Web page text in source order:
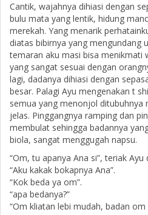
Cantik, wajahnya dihiasi dengan
bulu mata yang lentik, hidung
merekah. Yang menarik
diatas bibirnya yang mengundang
temaran aku masi bisa menikmati
yang sangat sesuai dengan
lagi, dadanya dihiasi dengan
besar. Palagi Ayu mengenakan t
semua yang menonjol ditubuhnya
jelas. Pinggangnya ramping dan
membulat sehingga badannya
biola, sangat menggugah napsu.
“Om, tu apanya Ana si”, teriak
“Aku kakak bokapnya Ana”.
“Kok beda ya om”.
“apa bedanya?”
“Om kliatan lebi mudah, badan